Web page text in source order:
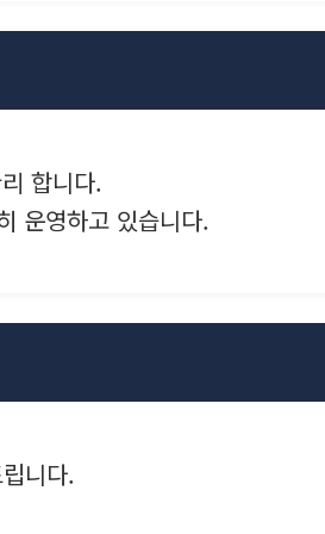
합니다.
운영하고 있습니다.
니다.